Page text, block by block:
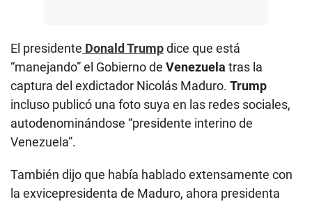
El presidente Donald Trumpdice que está
“manejando” el Gobierno de Venezuela tras la
captura del exdictador Nicolás Maduro. Trump
incluso publicó una foto suya en las redes sociales,
autodenominándose “presidente interino de
Venezuela”.
También dijo que había hablado extensamente con
la exvicepresidenta de Maduro, ahora presidenta